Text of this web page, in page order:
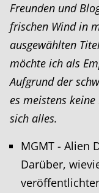
Freunden und
frischen Wind in
ausgewählten
möchte ich als
Aufgrund der
es meistens
sich alles.
MGMT - Alien
Darüber,